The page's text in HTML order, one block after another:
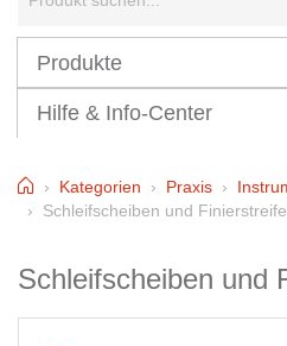
Produkte
Hilfe & Info-Center
HomeKategorien Praxis
Schleifscheiben und
Schleifscheiben und